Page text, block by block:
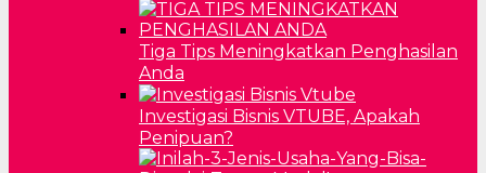
Tiga Tips Meningkatkan Penghasilan
Anda
Investigasi Bisnis VTUBE, Apakah
Penipuan?